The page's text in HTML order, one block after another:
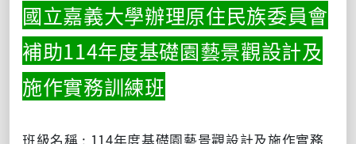
國立嘉義大學辦理原住民族委員會
補助114年度基礎園藝景觀設計及
施作實務訓練班
班級名稱 : 114年度基礎園藝景觀設計及施作實務